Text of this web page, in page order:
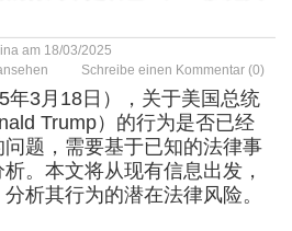
am 18/03/2025
Schreibe einen Kommentar (0)
年3月18日），关于美国总统
Trump）的行为是否已经
题，需要基于已知的法律事
。本文将从现有信息出发，
析其行为的潜在法律风险。